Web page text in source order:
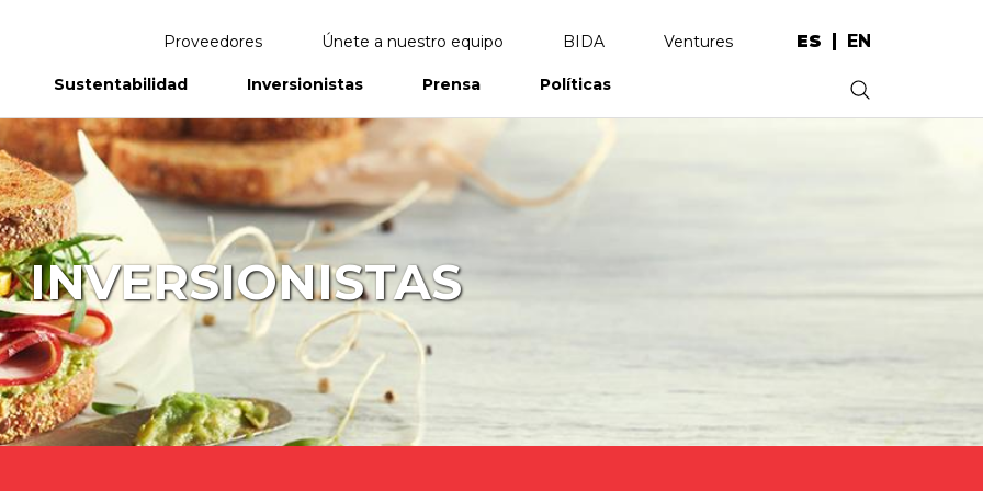
Proveedores Únete a nuestro equipo BIDA Ventures ES EN
Sustentabilidad
Informes Anuales
Inversionistas Prensa Políticas .
INVERSIONISTAS